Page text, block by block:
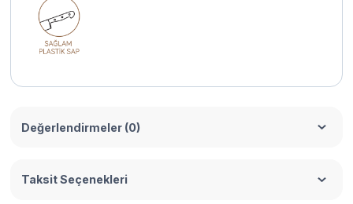
Değerlendirmeler (0)
Taksit Seçenekleri